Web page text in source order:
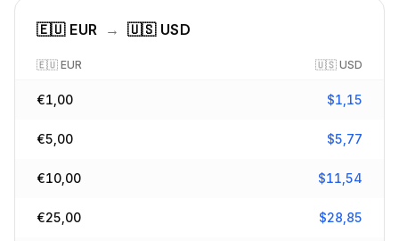
🇪🇺 EUR → 🇺🇸 USD
🇪🇺 EUR 🇺🇸 USD
€1,00 $1,15
€5,00 $5,77
€10,00 $11,54
€25,00 $28,85